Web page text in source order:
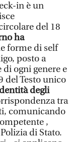
in è un
del 18
ha
forme di self
posto a
ogni genere e
del Testo unico
degli
tra
comunicando
,
di Stato.